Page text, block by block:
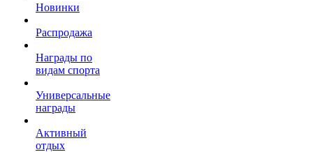
Новинки
Распродажа
Награды по
видам спорта
Универсальные
награды
Активный
отдых